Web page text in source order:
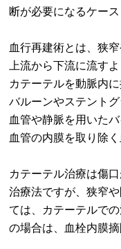
断が必要になるケース
血行再建術とは、狭
上流から下流に流す
カテーテルを動脈内
バルーンやステント
血管や静脈を用いた
血管の内膜を取り除
カテーテル治療は傷
治療法ですが、狭窄
ては、カテーテルで
の場合は、血栓内膜